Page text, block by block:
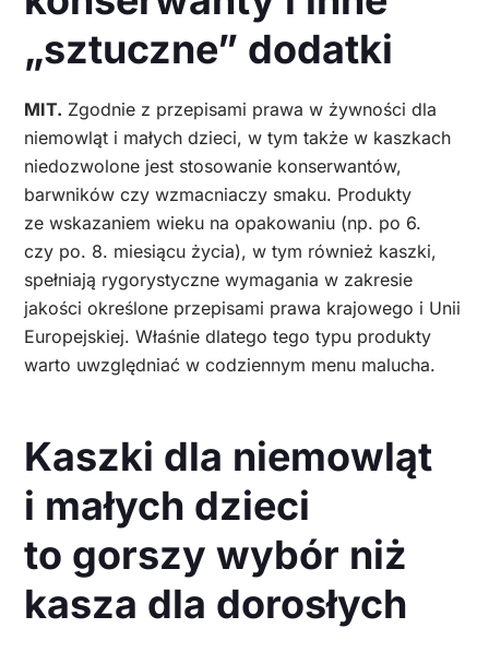
„sztuczne” dodatki
MIT. Zgodnie z przepisami prawa w żywności dla
niemowląt i małych dzieci, w tym także w kaszkach
niedozwolone jest stosowanie konserwantów,
barwników czy wzmacniaczy smaku. Produkty
ze wskazaniem wieku na opakowaniu (np. po 6.
czy po. 8. miesiącu życia), w tym również kaszki,
spełniają rygorystyczne wymagania w zakresie
jakości określone przepisami prawa krajowego i Unii
Europejskiej. Właśnie dlatego tego typu produkty
warto uwzględniać w codziennym menu malucha.
Kaszki dla niemowląt
i małych dzieci
to gorszy wybór niż
kasza dla dorosłych